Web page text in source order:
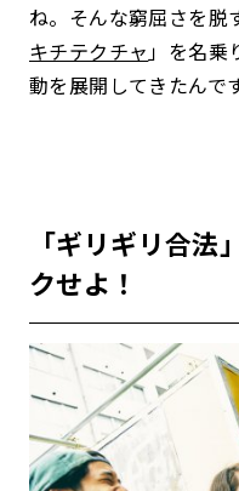
ね。そんな窮屈さを脱
キチテクチャ」を名乗
動を展開してきたんです
「ギリギリ合法
クせよ！